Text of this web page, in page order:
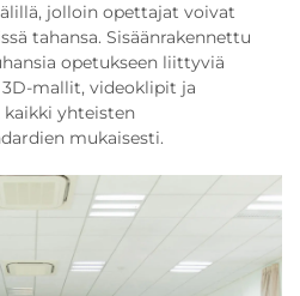
jolloin opettajat voivat
tahansa. Sisäänrakennettu
opetukseen liittyviä
mallit, videoklipit ja
yhteisten
mukaisesti.